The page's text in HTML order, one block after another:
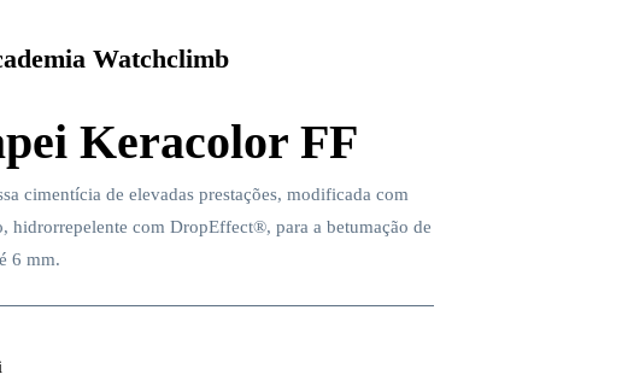
Watchclimb
Keracolor FF
cimentícia de elevadas prestações, modificada com
hidrorrepelente com DropEffect®, para a betumação de
6 mm.